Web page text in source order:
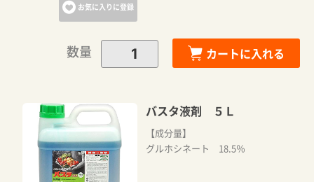
お気に入りに登録
数量 カートに入れる
バスタ液剤 ５Ｌ
【成分量】
グルホシネート 18.5％